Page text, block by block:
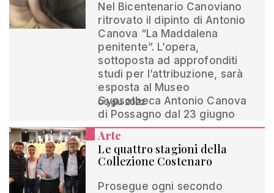
Nel Bicentenario Canoviano
ritrovato il dipinto di Antonio
Canova “La Maddalena
penitente”. L’opera,
sottoposta ad approfonditi
studi per l’attribuzione, sarà
esposta al Museo
Gypsotheca Antonio Canova
di Possagno dal 23 giugno
03 giu 2022
Arte
Le quattro stagioni della
Collezione Costenaro
Prosegue ogni secondo